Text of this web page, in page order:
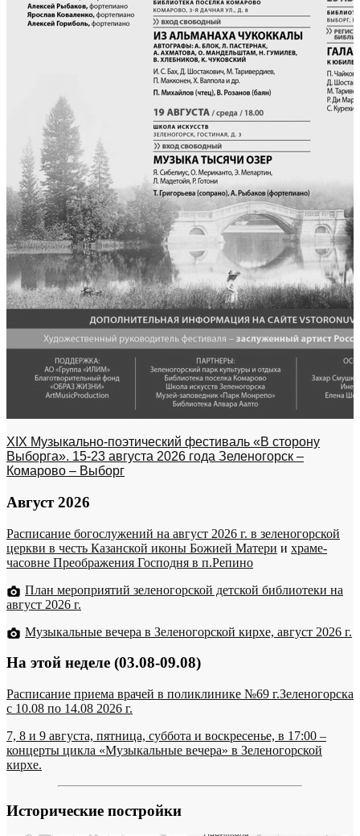
XIX Музыкально-поэтический фестиваль «В сторону
Выборга». 15-23 августа 2026 года Зеленогорск –
Комарово – Выборг
Август 2026
Расписание богослужений на август 2026 г. в зеленогорской
церкви в честь Казанской иконы Божией Матери и храме-
часовне Преображения Господня в п.Репино
План мероприятий зеленогорской детской библиотеки на
август 2026 г.
Музыкальные вечера в Зеленогорской кирхе, август 2026 г.
На этой неделе (03.08-09.08)
Расписание приема врачей в поликлинике №69 г.Зеленогорска
c 10.08 по 14.08 2026 г.
7, 8 и 9 августа, пятница, суббота и воскресенье, в 17:00 –
концерты цикла «Музыкальные вечера» в Зеленогорской
кирхе.
Исторические постройки